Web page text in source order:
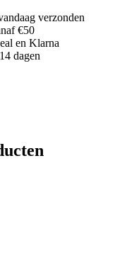
verzonden
€50
en Klarna
dagen